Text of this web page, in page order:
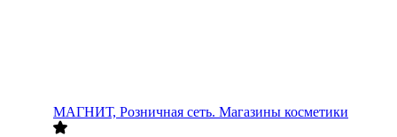
МАГНИТ, Розничная сеть. Магазины косметики